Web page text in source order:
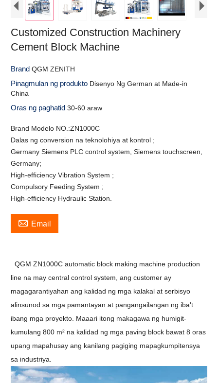
Customized Construction Machinery
Cement Block Machine
BrandQGM ZENITH
Pinagmulan ng produkto Disenyo Ng German at Made-in
China
Oras ng paghatid30-60 araw
Brand Modelo NO.:ZN1000C
Dalas ng conversion na teknolohiya at kontrol ;
Germany Siemens PLC control system, Siemens touchscreen,
Germany;
High-efficiency Vibration System ;
Compulsory Feeding System ;
High-efficiency Hydraulic Station.
 Email
QGM ZN1000C automatic block making machine production
line na may central control system, ang customer ay
magagarantiyahan ang kalidad ng mga kalakal at serbisyo
alinsunod sa mga pamantayan at pangangailangan ng iba't
ibang mga proyekto. Maaari itong makagawa ng humigit-
kumulang 800 m² na kalidad ng mga paving block bawat 8 oras
upang mapahusay ang kanilang pagiging mapagkumpitensya
sa industriya